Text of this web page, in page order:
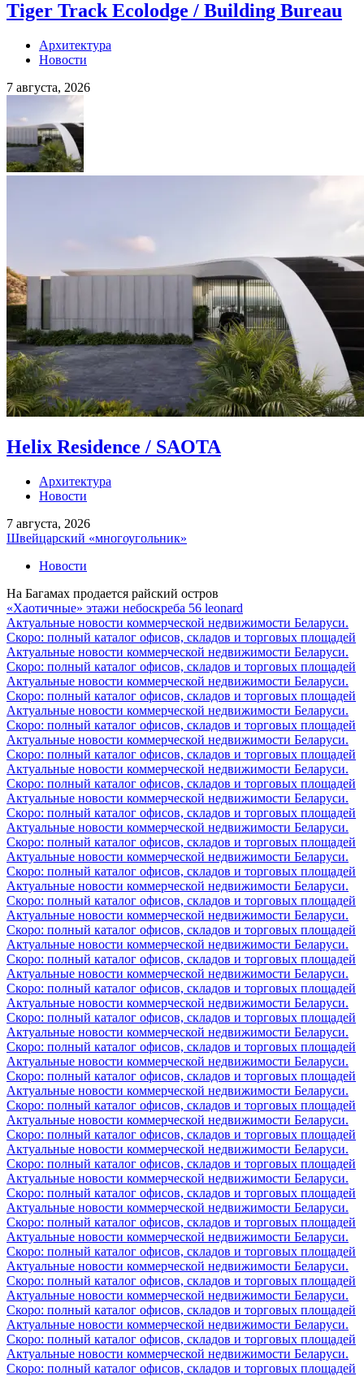
Tiger Track Ecolodge / Building Bureau
Архитектура
Новости
7 августа, 2026
Helix Residence / SAOTA
Архитектура
Новости
7 августа, 2026
Швейцарский «многоугольник»
Новости
На Багамах продается райский остров
«Хаотичные» этажи небоскреба 56 leonard
Актуальные новости коммерческой недвижимости Беларуси.
Скоро: полный каталог офисов, складов и торговых площадей
Актуальные новости коммерческой недвижимости Беларуси.
Скоро: полный каталог офисов, складов и торговых площадей
Актуальные новости коммерческой недвижимости Беларуси.
Скоро: полный каталог офисов, складов и торговых площадей
Актуальные новости коммерческой недвижимости Беларуси.
Скоро: полный каталог офисов, складов и торговых площадей
Актуальные новости коммерческой недвижимости Беларуси.
Скоро: полный каталог офисов, складов и торговых площадей
Актуальные новости коммерческой недвижимости Беларуси.
Скоро: полный каталог офисов, складов и торговых площадей
Актуальные новости коммерческой недвижимости Беларуси.
Скоро: полный каталог офисов, складов и торговых площадей
Актуальные новости коммерческой недвижимости Беларуси.
Скоро: полный каталог офисов, складов и торговых площадей
Актуальные новости коммерческой недвижимости Беларуси.
Скоро: полный каталог офисов, складов и торговых площадей
Актуальные новости коммерческой недвижимости Беларуси.
Скоро: полный каталог офисов, складов и торговых площадей
Актуальные новости коммерческой недвижимости Беларуси.
Скоро: полный каталог офисов, складов и торговых площадей
Актуальные новости коммерческой недвижимости Беларуси.
Скоро: полный каталог офисов, складов и торговых площадей
Актуальные новости коммерческой недвижимости Беларуси.
Скоро: полный каталог офисов, складов и торговых площадей
Актуальные новости коммерческой недвижимости Беларуси.
Скоро: полный каталог офисов, складов и торговых площадей
Актуальные новости коммерческой недвижимости Беларуси.
Скоро: полный каталог офисов, складов и торговых площадей
Актуальные новости коммерческой недвижимости Беларуси.
Скоро: полный каталог офисов, складов и торговых площадей
Актуальные новости коммерческой недвижимости Беларуси.
Скоро: полный каталог офисов, складов и торговых площадей
Актуальные новости коммерческой недвижимости Беларуси.
Скоро: полный каталог офисов, складов и торговых площадей
Актуальные новости коммерческой недвижимости Беларуси.
Скоро: полный каталог офисов, складов и торговых площадей
Актуальные новости коммерческой недвижимости Беларуси.
Скоро: полный каталог офисов, складов и торговых площадей
Актуальные новости коммерческой недвижимости Беларуси.
Скоро: полный каталог офисов, складов и торговых площадей
Актуальные новости коммерческой недвижимости Беларуси.
Скоро: полный каталог офисов, складов и торговых площадей
Актуальные новости коммерческой недвижимости Беларуси.
Скоро: полный каталог офисов, складов и торговых площадей
Актуальные новости коммерческой недвижимости Беларуси.
Скоро: полный каталог офисов, складов и торговых площадей
Актуальные новости коммерческой недвижимости Беларуси.
Скоро: полный каталог офисов, складов и торговых площадей
Актуальные новости коммерческой недвижимости Беларуси.
Скоро: полный каталог офисов, складов и торговых площадей